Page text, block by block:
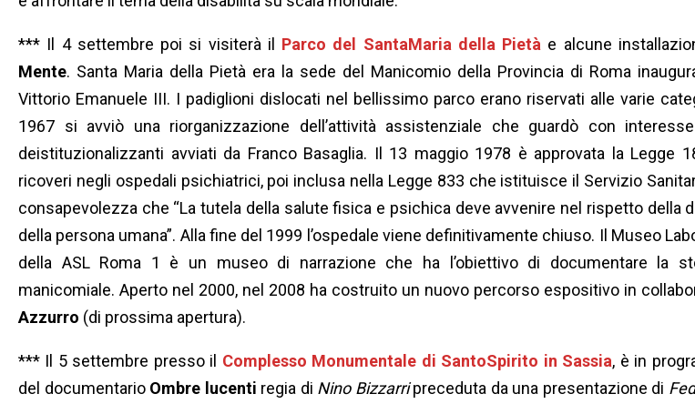
*** Il 4 settembre poi si visiterà il Parco del SantaMaria della Pietà e alcune
Mente. Santa Maria della Pietà era la sede del Manicomio della Provincia di Roma
Vittorio Emanuele III. I padiglioni dislocati nel bellissimo parco erano riservati alle varie
1967 si avviò una riorganizzazione dell’attività assistenziale che guardò con
deistituzionalizzanti avviati da Franco Basaglia. Il 13 maggio 1978 è approvata la Legge
ricoveri negli ospedali psichiatrici, poi inclusa nella Legge 833 che istituisce il Servizio
consapevolezza che “La tutela della salute fisica e psichica deve avvenire nel rispetto della
della persona umana”. Alla fine del 1999 l’ospedale viene definitivamente chiuso. Il Museo
della ASL Roma 1 è un museo di narrazione che ha l’obiettivo di documentare la
manicomiale. Aperto nel 2000, nel 2008 ha costruito un nuovo percorso espositivo in
Azzurro (di prossima apertura).
*** Il 5 settembre presso il Complesso Monumentale di SantoSpirito in Sassia, è in
del documentario Ombre lucenti regia di Nino Bizzarripreceduta da una presentazione di